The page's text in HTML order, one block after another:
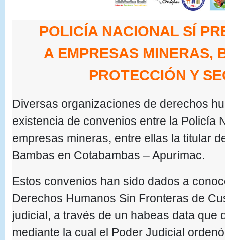
POLICÍA NACIONAL SÍ
A EMPRESAS MINERAS,
PROTECCIÓN Y
Diversas organizaciones de derechos
existencia de convenios entre la Policía
empresas mineras, entre ellas la titular
Bambas en Cotabambas – Apurímac.
Estos convenios han sido dados a
Derechos Humanos Sin Fronteras de
judicial, a través de un habeas data que
mediante la cual el Poder Judicial